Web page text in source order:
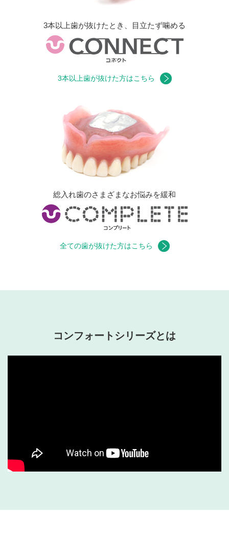
3本以上歯が抜けたとき、目立たず噛める
3本以上歯が抜けた方はこちら
総入れ歯のさまざまなお悩みを緩和
全ての歯が抜けた方はこちら
コンフォートシリーズとは